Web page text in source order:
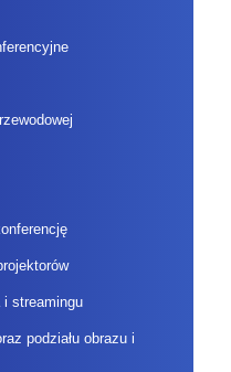
i streamingu
podziału obrazu i